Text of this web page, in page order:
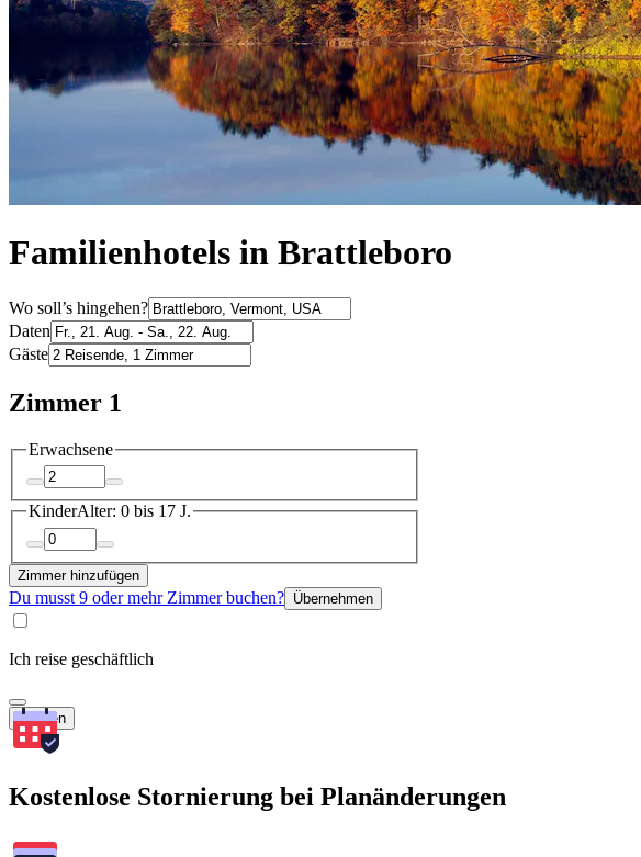
Familienhotels in Brattleboro
Wo soll’s hingehen?
Daten
Gäste
Zimmer 1
Erwachsene
KinderAlter: 0 bis 17 J.
Zimmer hinzufügen
Du musst 9 oder mehr Zimmer buchen? Übernehmen
Ich reise geschäftlich
Suchen
Kostenlose Stornierung bei Planänderungen